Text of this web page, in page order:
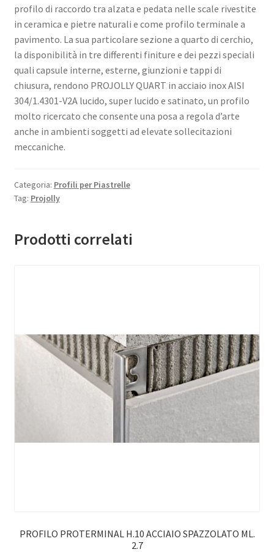
profilo di raccordo tra alzata e pedata nelle scale rivestite
in ceramica e pietre naturali e come profilo terminale a
pavimento. La sua particolare sezione a quarto di cerchio,
la disponibilità in tre differenti finiture e dei pezzi speciali
quali capsule interne, esterne, giunzioni e tappi di
chiusura, rendono PROJOLLY QUART in acciaio inox AISI
304/1.4301-V2A lucido, super lucido e satinato, un profilo
molto ricercato che consente una posa a regola d’arte
anche in ambienti soggetti ad elevate sollecitazioni
meccaniche.
Categoria: Profili per Piastrelle
Tag: Projolly
Prodotti correlati
PROFILO PROTERMINAL H.10 ACCIAIO SPAZZOLATO ML.
2.7